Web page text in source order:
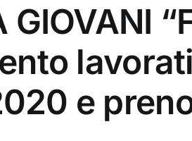
GIOVANI
e